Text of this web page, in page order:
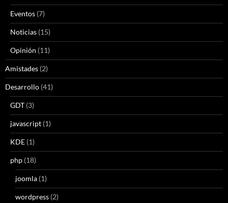
Eventos (7)
Noticias (15)
Opinión (11)
Amistades (2)
Desarrollo (41)
GDT (3)
javascript (1)
KDE (1)
php (18)
joomla (1)
wordpress (2)